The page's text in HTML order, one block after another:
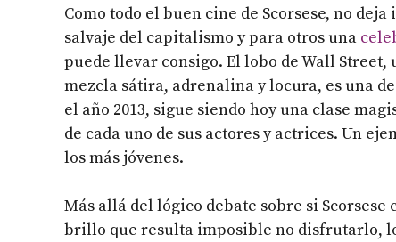
Como todo el buen cine de Scorsese, no
salvaje del capitalismo y para otros una
puede llevar consigo. El lobo de Wall
mezcla sátira, adrenalina y locura, es una
el año 2013, sigue siendo hoy una clase
de cada uno de sus actores y actrices. Un
los más jóvenes.
Más allá del lógico debate sobre si
brillo que resulta imposible no disfrutarlo,